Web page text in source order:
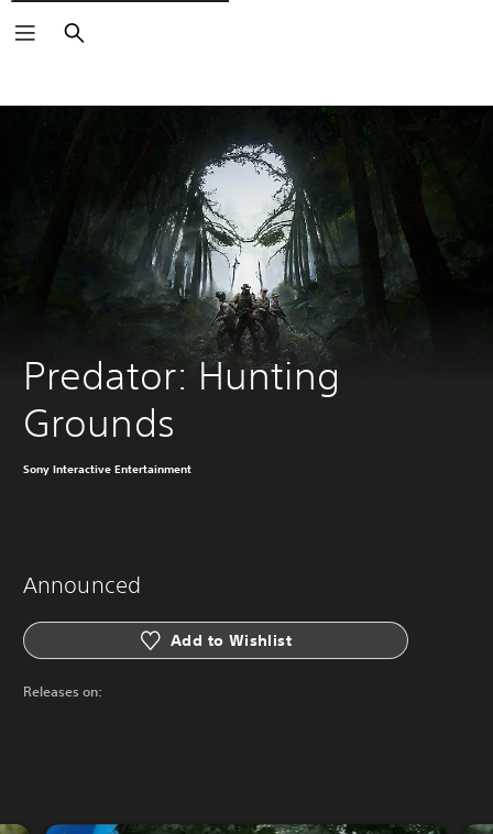
Predator: Hunting
Grounds
Sony Interactive Entertainment
Announced
Add to Wishlist
Releases on: